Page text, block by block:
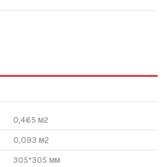
0,465 м2
0,093 м2
305*305 мм